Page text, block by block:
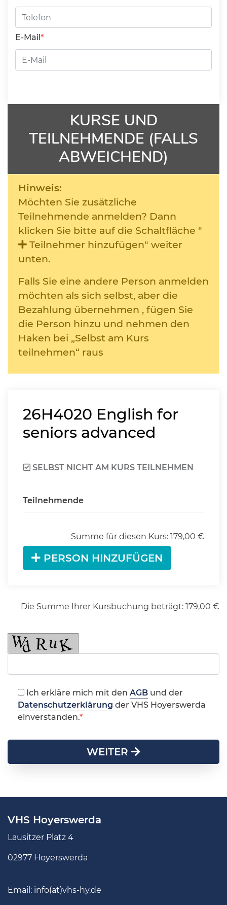
E-Mail
KURSE UND
TEILNEHMENDE (FALLS
ABWEICHEND)
Hinweis:
Möchten Sie zusätzliche
Teilnehmende anmelden? Dann
klicken Sie bitte auf die Schaltfläche "
Teilnehmer hinzufügen" weiter
unten.
Falls Sie eine andere Person anmelden
möchten als sich selbst, aber die
Bezahlung übernehmen , fügen Sie
die Person hinzu und nehmen den
Haken bei „Selbst am Kurs
teilnehmen“ raus
26H4020 English for
seniors advanced
SELBST NICHT AM KURS TEILNEHMEN
Teilnehmende
Summe für diesen Kurs: 179,00 €
PERSON HINZUFÜGEN
Die Summe Ihrer Kursbuchung beträgt: 179,00 €
Ich erkläre mich mit den AGB und der
Datenschutzerklärung der VHS Hoyerswerda
einverstanden.
WEITER
VHS Hoyerswerda
Lausitzer Platz 4
02977 Hoyerswerda
Email: info(at)vhs-hy.de